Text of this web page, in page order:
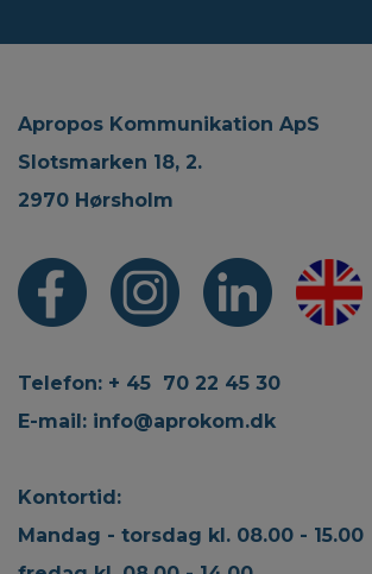
Apropos Kommunikation ApS
Slotsmarken 18, 2.
2970 Hørsholm
Telefon: + 45 70 22 45 30
E-mail: info@aprokom.dk
Kontortid:
Mandag - torsdag kl. 08.00 - 15.00